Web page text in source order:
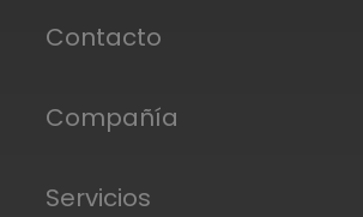
Contacto
Compañía
Servicios